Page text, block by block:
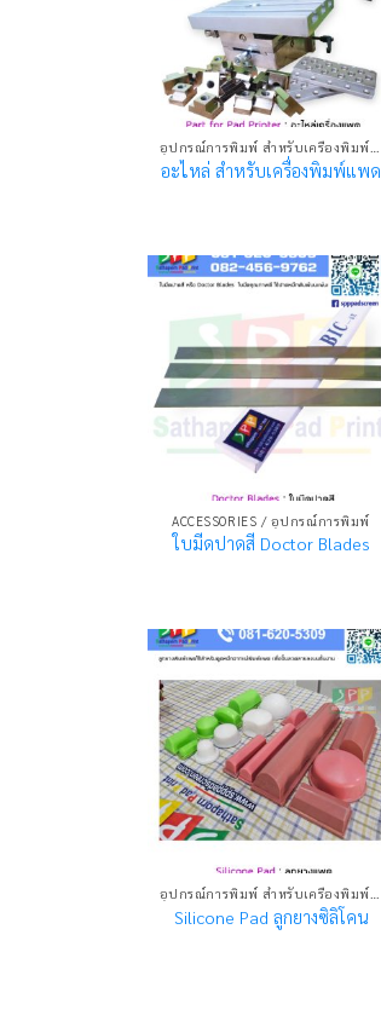
อุปกรณ์การพิมพ์ สำหรับเครื่องพิมพ์แพด
อะไหล่ สำหรับเครื่องพิมพ์แพด
ACCESSORIES / อุปกรณ์การพิมพ์
ใบมีดปาดสี Doctor Blades
อุปกรณ์การพิมพ์ สำหรับเครื่องพิมพ์แพด
Silicone Pad ลูกยางซิลิโคน